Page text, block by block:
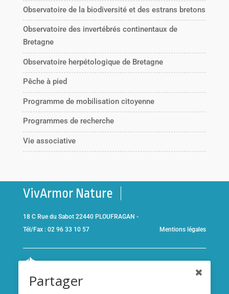
Observatoire de la biodiversité et des estrans bretons
Observatoire des invertébrés continentaux de
Bretagne
Observatoire herpétologique de Bretagne
Pêche à pied
Programme de mobilisation citoyenne
Programmes de recherche
Vie associative
VivArmor Nature
18 C Rue du Sabot 22440 PLOUFRAGAN -
Tél/Fax : 02 96 33 10 57
Mentions légales
Brieucet adhérent de l’association
Partager